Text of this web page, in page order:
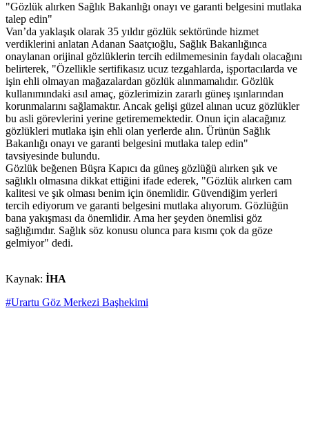
"Gözlük alırken Sağlık Bakanlığı onayı ve garanti belgesini mutlaka
talep edin"
Van’da yaklaşık olarak 35 yıldır gözlük sektöründe hizmet
verdiklerini anlatan Adanan Saatçıoğlu, Sağlık Bakanlığınca
onaylanan orijinal gözlüklerin tercih edilmemesinin faydalı olacağını
belirterek, "Özellikle sertifikasız ucuz tezgahlarda, işportacılarda ve
işin ehli olmayan mağazalardan gözlük alınmamalıdır. Gözlük
kullanımındaki asıl amaç, gözlerimizin zararlı güneş ışınlarından
korunmalarını sağlamaktır. Ancak gelişi güzel alınan ucuz gözlükler
bu asli görevlerini yerine getirememektedir. Onun için alacağınız
gözlükleri mutlaka işin ehli olan yerlerde alın. Ürünün Sağlık
Bakanlığı onayı ve garanti belgesini mutlaka talep edin"
tavsiyesinde bulundu.
Gözlük beğenen Büşra Kapıcı da güneş gözlüğü alırken şık ve
sağlıklı olmasına dikkat ettiğini ifade ederek, "Gözlük alırken cam
kalitesi ve şık olması benim için önemlidir. Güvendiğim yerleri
tercih ediyorum ve garanti belgesini mutlaka alıyorum. Gözlüğün
bana yakışması da önemlidir. Ama her şeyden önemlisi göz
sağlığımdır. Sağlık söz konusu olunca para kısmı çok da göze
gelmiyor" dedi.
Kaynak: İHA
#Urartu Göz Merkezi Başhekimi